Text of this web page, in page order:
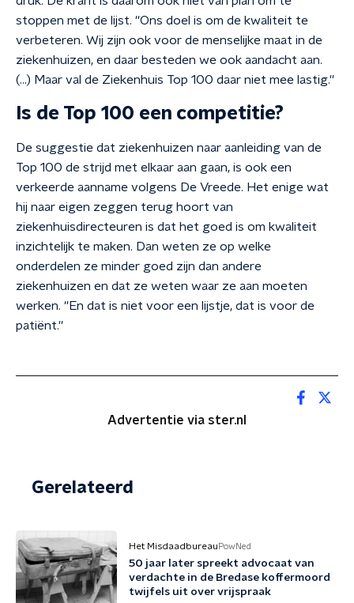
stoppen met de lijst. ''Ons doel is om de kwaliteit te
verbeteren. Wij zijn ook voor de menselijke maat in de
ziekenhuizen, en daar besteden we ook aandacht aan.
(…) Maar val de Ziekenhuis Top 100 daar niet mee lastig.''
Is de Top 100 een competitie?
De suggestie dat ziekenhuizen naar aanleiding van de
Top 100 de strijd met elkaar aan gaan, is ook een
verkeerde aanname volgens De Vreede. Het enige wat
hij naar eigen zeggen terug hoort van
ziekenhuisdirecteuren is dat het goed is om kwaliteit
inzichtelijk te maken. Dan weten ze op welke
onderdelen ze minder goed zijn dan andere
ziekenhuizen en dat ze weten waar ze aan moeten
werken. ''En dat is niet voor een lijstje, dat is voor de
patiënt.''
Advertentie via ster.nl
Gerelateerd
Het Misdaadbureau PowNed
50 jaar later spreekt advocaat van
verdachte in de Bredase koffermoord
twijfels uit over vrijspraak